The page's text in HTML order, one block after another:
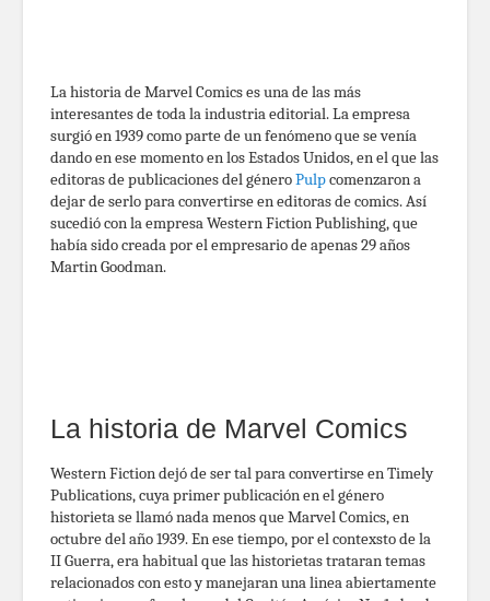
La historia de Marvel Comics es una de las más
interesantes de toda la industria editorial. La empresa
surgió en 1939 como parte de un fenómeno que se venía
dando en ese momento en los Estados Unidos, en el que las
editoras de publicaciones del géneroPulpcomenzaron a
dejar de serlo para convertirse en editoras de comics. Así
sucedió con la empresa Western Fiction Publishing, que
había sido creada por el empresario de apenas 29 años
Martin Goodman.
La historia de Marvel Comics
Western Fiction dejó de ser tal para convertirse en Timely
Publications, cuya primer publicación en el género
historieta se llamó nada menos que Marvel Comics, en
octubre del año 1939. En ese tiempo, por el contexsto de la
II Guerra, era habitual que las historietas trataran temas
relacionados con esto y manejaran una linea abiertamente